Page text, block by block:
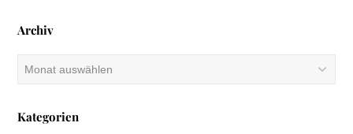
Archiv
Archiv
Kategorien